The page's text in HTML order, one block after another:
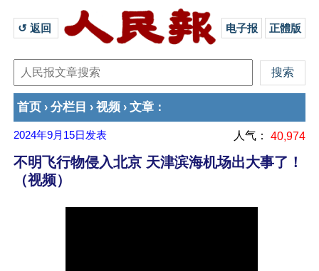
↺ 返回 电子报 正體版
首页 › 分栏目 › 视频 › 文章 ：
2024年9月15日 发表 人气： 40,974
不明飞行物侵入北京 天津滨海机场出大事了！
（视频）